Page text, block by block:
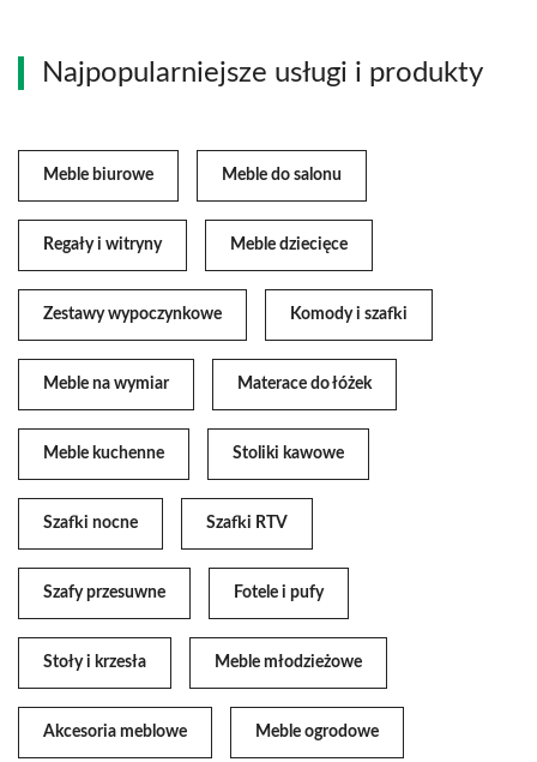
Najpopularniejsze usługi i produkty
Meble biurowe Meble do salonu
Regały i witryny Meble dziecięce
Zestawy wypoczynkowe Komody i szafki
Meble na wymiar Materace do łóżek
Meble kuchenne Stoliki kawowe
Szafki nocne Szafki RTV
Szafy przesuwne Fotele i pufy
Stoły i krzesła Meble młodzieżowe
Akcesoria meblowe Meble ogrodowe